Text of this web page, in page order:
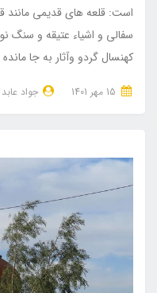
است: قلعه های قدیمی مانند
سفالی و اشیاء عتیقه و سنگ
کهنسال گردو وآثار به جا
جواد